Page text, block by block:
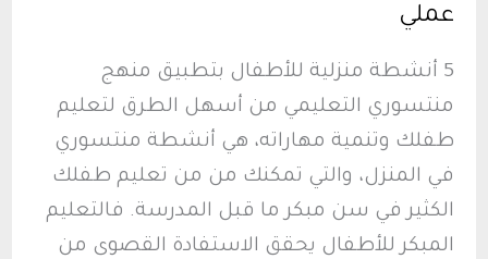
عملي
5 أنشطة منزلية للأطفال بتطبيق منهج
منتسوري التعليمي من أسهل الطرق لتعليم
طفلك وتنمية مهاراته، هي أنشطة منتسوري
في المنزل، والتي تمكنك من من تعليم طفلك
الكثير في سن مبكر ما قبل المدرسة. فالتعليم
المبكر للأطفال يحقق الاستفادة القصوى من